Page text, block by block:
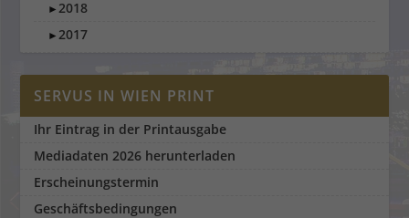
►2018
►2017
SERVUS IN WIEN PRINT
Ihr Eintrag in der Printausgabe
Mediadaten 2026 herunterladen
Erscheinungstermin
Geschäftsbedingungen